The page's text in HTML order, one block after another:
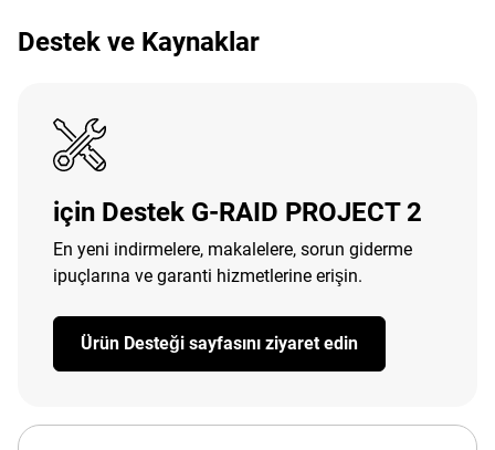
Destek ve Kaynaklar
için Destek G-RAID PROJECT 2
En yeni indirmelere, makalelere, sorun giderme
ipuçlarına ve garanti hizmetlerine erişin.
Ürün Desteği sayfasını ziyaret edin